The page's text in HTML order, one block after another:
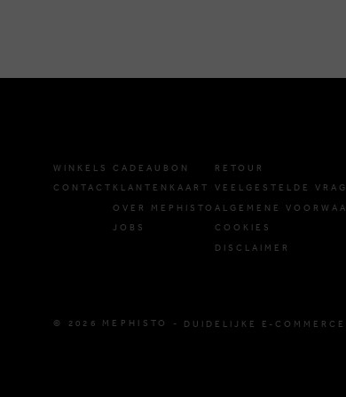
WINKELS
CONTACT
CADEAUBON
KLANTENKAART
OVER MEPHISTO
JOBS
RETOUR
VEELGESTELDE
ALGEMENE
COOKIES
DISCLAIMER
© 2026 MEPHISTO - DUIDELIJKE E-